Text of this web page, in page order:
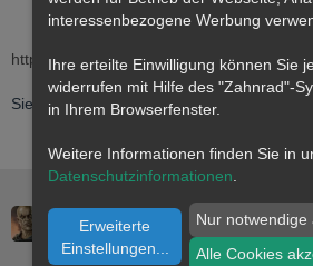
Mio. USD)
http://www.excellonresources.c…/
Sieht für mich so aus als wären sie auf
Vorbereitung, Werkzeuge, Geräte,
Verteidigungsmöglichkeiten.
Bane 23. Juli 2021
interessenbezogene Werbung
Ihre erteilte Einwilligung können Sie
widerrufen mit Hilfe des "Zahnrad"-
in Ihrem Browserfenster.
Weitere Informationen finden Sie in
Datenschutzinformationen
Erweiterte
Einstellungen
Nur notwendige
Alle Cookies